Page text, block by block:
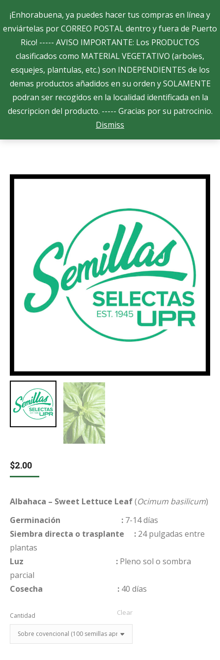
¡Enhorabuena, ya puedes hacer tus compras en línea y
enviártelas por CORREO POSTAL dentro y fuera de Puerto
Rico! ----- AVISO IMPORTANTE: Los PRODUCTOS
clasificados como MATERIAL VEGETATIVO (arboles,
esquejes, plantulas, etc.) son INDEPENDIENTES de los
demas productos añadidos en su orden y SOLAMENTE
podran ser recogidos en la localidad identificada en la
descripcion del producto. ----- Gracias por su patrocinio.
Dismiss
$0.00
Albahaca – Sweet Leaf
You are here:
Home Semillas Botanicas Albahaca – Sweet Leaf
$2.00
Albahaca – Sweet Lettuce Leaf(Ocimum basilicum)
Germinación : 7-14 días
Siembra directa o trasplante : 24 pulgadas entre
plantas
Luz : Pleno sol o sombra
parcial
Cosecha : 40 días
Cantidad Clear